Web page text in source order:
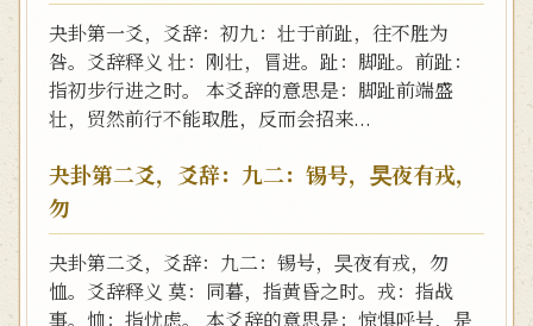
夬卦第一爻，爻辞：初九：壮于前趾，往不胜为
咎。爻辞释义 壮：刚壮，冒进。趾：脚趾。前趾：
指初步行进之时。 本爻辞的意思是：脚趾前端盛
壮，贸然前行不能取胜，反而会招来...
夬卦第二爻，爻辞：九二：锡号，旲夜有戎，
勿
夬卦第二爻，爻辞：九二：锡号，旲夜有戎，勿
恤。爻辞释义 莫：同暮，指黄昏之时。戎：指战
事。恤：指忧虑。 本爻辞的意思是：惊惧呼号，是